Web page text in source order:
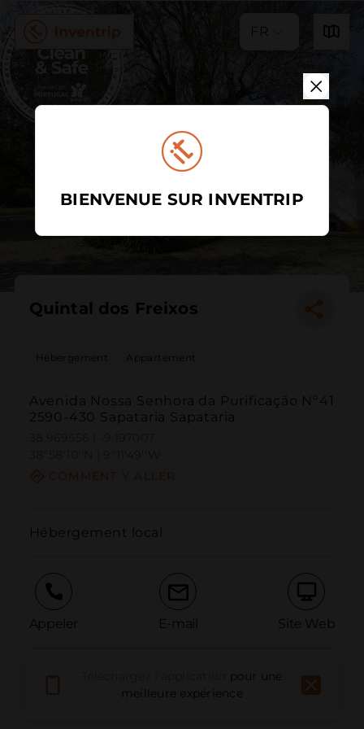
FR
Quintal dos Freixos
Hébergement Appartement
Avenida Nossa Senhora da Purificação Nº41
2590-430 Sapataria Sapataria
Hébergement local
Appeler E-mail Site Web
Signaler un problèmepour une
meilleure expérience
BIENVENUE SUR INVENTRIP